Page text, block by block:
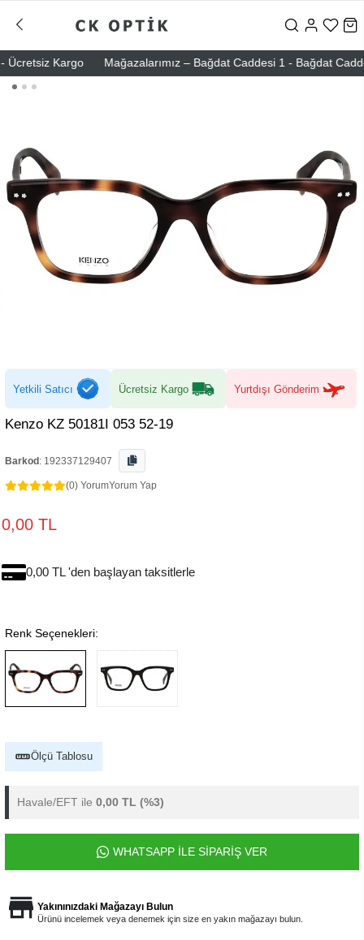
Kargo Mağazalarımız – Bağdat Caddesi 1 - Bağdat
Yetkili Satıcı Ücretsiz Kargo Yurtdışı Gönderim
Kenzo KZ 50181I 053 52-19
Barkod : 192337129407
(0) YorumYorum Yap
0,00 TL
0,00 TL 'den başlayan taksitlerle
Renk Seçenekleri:
Ölçü Tablosu
Havale/EFT ile 0,00 TL (%3)
WHATSAPP İLE SİPARİŞ VER
Yakınınızdaki Mağazayı Bulun
Ürünü incelemek veya denemek için size en yakın mağazayı bulun.